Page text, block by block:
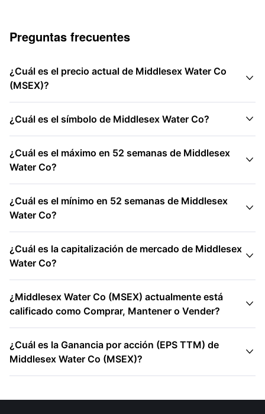
Preguntas frecuentes
¿Cuál es el precio actual de Middlesex Water Co
(MSEX)?

¿Cuál es el símbolo de Middlesex Water Co? 
¿Cuál es el máximo en 52 semanas de Middlesex
Water Co?

¿Cuál es el mínimo en 52 semanas de Middlesex
Water Co?

¿Cuál es la capitalización de mercado de Middlesex
Water Co?

¿Middlesex Water Co (MSEX) actualmente está
calificado como Comprar, Mantener o Vender?

¿Cuál es la Ganancia por acción (EPS TTM) de
Middlesex Water Co (MSEX)?
